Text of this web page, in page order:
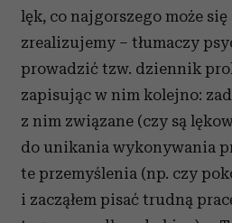
lęk, co najgorszego może
zrealizujemy – tłumaczy
prowadzić tzw. dziennik
zapisując w nim kolejno:
z nim związane (czy są
do unikania wykonywania
te przemyślenia (np. czy
i zacząłem pisać trudną